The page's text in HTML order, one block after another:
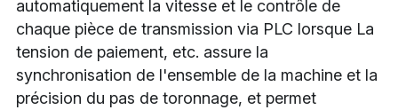
automatiquement la vitesse et le contrôle de
chaque pièce de transmission via PLC lorsque La
tension de paiement, etc. assure la
synchronisation de l'ensemble de la machine et la
précision du pas de toronnage, et permet